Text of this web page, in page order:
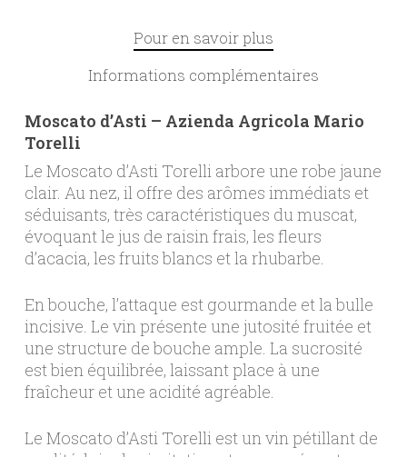
Pour en savoir plus
Informations complémentaires
Moscato d’Asti – Azienda Agricola Mario
Torelli
Le Moscato d’Asti Torelli arbore une robe jaune
clair. Au nez, il offre des arômes immédiats et
séduisants, très caractéristiques du muscat,
évoquant le jus de raisin frais, les fleurs
d’acacia, les fruits blancs et la rhubarbe.
En bouche, l’attaque est gourmande et la bulle
incisive. Le vin présente une jutosité fruitée et
une structure de bouche ample. La sucrosité
est bien équilibrée, laissant place à une
fraîcheur et une acidité agréable.
Le Moscato d’Asti Torelli est un vin pétillant de